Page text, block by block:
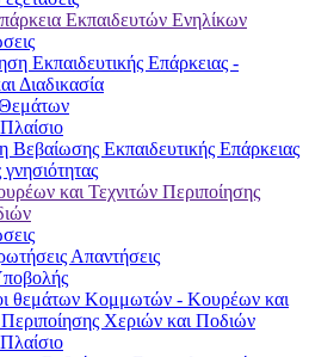
Εκπαιδευτών Ενηλίκων
Εκπαιδευτικής Επάρκειας -
Διαδικασία
Βεβαίωσης Εκπαιδευτικής Επάρκειας
και Τεχνιτών Περιποίησης
Απαντήσεις
θεμάτων Κομμωτών - Κουρέων και
Χεριών και Ποδιών